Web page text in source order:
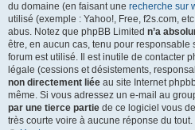
du domaine (en faisant une recherche sur
utilisé (exemple : Yahoo!, Free, f2s.com,
abus. Notez que phpBB Limited n’a
être, en aucun cas, tenu pour responsable
forum est utilisé. Il est inutile de contacter
légale (cessions et désistements,
non directement liée au site Internet
même. Si vous adressez un e-mail au
par une tierce partie de ce logiciel vous
très courte voire à aucune réponse du tout.